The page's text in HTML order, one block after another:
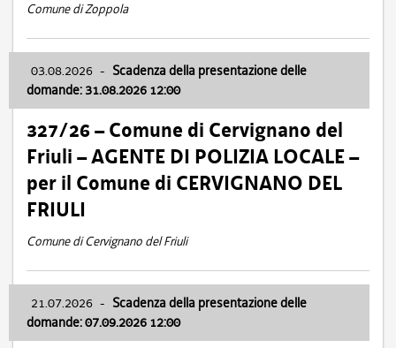
Comune di Zoppola
03.08.2026 - Scadenza della presentazione delle
domande: 31.08.2026 12:00
327/26 – Comune di Cervignano del
Friuli – AGENTE DI POLIZIA LOCALE –
per il Comune di CERVIGNANO DEL
FRIULI
Comune di Cervignano del Friuli
21.07.2026 - Scadenza della presentazione delle
domande: 07.09.2026 12:00